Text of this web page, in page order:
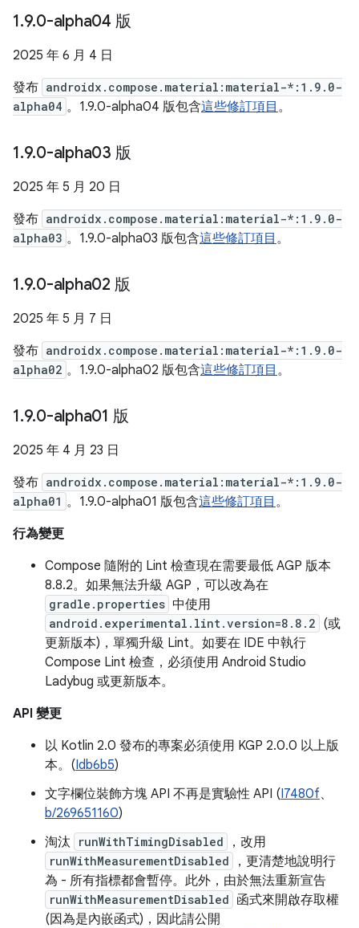
1.9.0-alpha04 版
2025 年 6 月 4 日
發布 androidx.compose.material:material-*:1.9.0-
alpha04 。1.9.0-alpha04 版包含這些修訂項目 。
1.9.0-alpha03 版
2025 年 5 月 20 日
發布 androidx.compose.material:material-*:1.9.0-
alpha03 。1.9.0-alpha03 版包含這些修訂項目 。
1.9.0-alpha02 版
2025 年 5 月 7 日
發布 androidx.compose.material:material-*:1.9.0-
alpha02 。1.9.0-alpha02 版包含這些修訂項目 。
1.9.0-alpha01 版
2025 年 4 月 23 日
發布 androidx.compose.material:material-*:1.9.0-
alpha01 。1.9.0-alpha01 版包含這些修訂項目 。
行為變更
Compose 隨附的 Lint 檢查現在需要最低 AGP 版本
8.8.2。如果無法升級 AGP，可以改為在
gradle.properties 中使用
android.experimental.lint.version=8.8.2 (或
更新版本)，單獨升級 Lint。如要在 IDE 中執行
Compose Lint 檢查，必須使用 Android Studio
Ladybug 或更新版本。
API 變更
以 Kotlin 2.0 發布的專案必須使用 KGP 2.0.0 以上版
本。(Idb6b5)
文字欄位裝飾方塊 API 不再是實驗性 API (I7480f、
b/269651160)
淘汰
runWithTimingDisabled ，改用
runWithMeasurementDisabled
，更清楚地說明行
為 - 所有指標都會暫停。此外，由於無法重新宣告
runWithMeasurementDisabled 函式來開啟存取權
(因為是內嵌函式)，因此請公開